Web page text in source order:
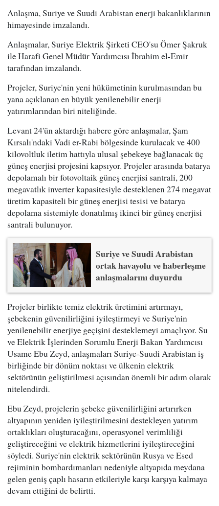
Anlaşma, Suriye ve Suudi Arabistan enerji bakanlıklarının
himayesinde imzalandı.
Anlaşmalar, Suriye Elektrik Şirketi CEO'su Ömer Şakruk
ile Harafi Genel Müdür Yardımcısı İbrahim el-Emir
tarafından imzalandı.
Projeler, Suriye'nin yeni hükümetinin kurulmasından bu
yana açıklanan en büyük yenilenebilir enerji
yatırımlarından biri niteliğinde.
Levant 24'ün aktardığı habere göre anlaşmalar, Şam
Kırsalı'ndaki Vadi er-Rabi bölgesinde kurulacak ve 400
kilovoltluk iletim hattıyla ulusal şebekeye bağlanacak üç
güneş enerjisi projesini kapsıyor. Projeler arasında batarya
depolamalı bir fotovoltaik güneş enerjisi santrali, 200
megavatlık inverter kapasitesiyle desteklenen 274 megavat
üretim kapasiteli bir güneş enerjisi tesisi ve batarya
depolama sistemiyle donatılmış ikinci bir güneş enerjisi
santrali bulunuyor.
Suriye ve Suudi Arabistan
ortak havayolu ve haberleşme
anlaşmalarını duyurdu
Projeler birlikte temiz elektrik üretimini artırmayı,
şebekenin güvenilirliğini iyileştirmeyi ve Suriye'nin
yenilenebilir enerjiye geçişini desteklemeyi amaçlıyor. Su
ve Elektrik İşlerinden Sorumlu Enerji Bakan Yardımcısı
Usame Ebu Zeyd, anlaşmaları Suriye-Suudi Arabistan iş
birliğinde bir dönüm noktası ve ülkenin elektrik
sektörünün geliştirilmesi açısından önemli bir adım olarak
nitelendirdi.
Ebu Zeyd, projelerin şebeke güvenilirliğini artırırken
altyapının yeniden iyileştirilmesini destekleyen yatırım
ortaklıkları oluşturacağını, operasyonel verimliliği
geliştireceğini ve elektrik hizmetlerini iyileştireceğini
söyledi. Suriye'nin elektrik sektörünün Rusya ve Esed
rejiminin bombardımanları nedeniyle altyapıda meydana
gelen geniş çaplı hasarın etkileriyle karşı karşıya kalmaya
devam ettiğini de belirtti.